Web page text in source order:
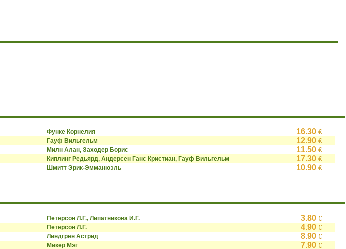
Функе Корнелия 16.30 €
Гауф Вильгельм 12.90 €
Милн Алан, Заходер Борис 11.50 €
Киплинг Редьярд, Андерсен Ганс Кристиан, Гауф Вильгельм 17.30 €
Шмитт Эрик-Эмманюэль 10.90 €
Петерсон Л.Г., Липатникова И.Г. 3.80 €
Петерсон Л.Г. 4.90 €
Линдгрен Астрид 8.90 €
Микер Мэг 7.90 €